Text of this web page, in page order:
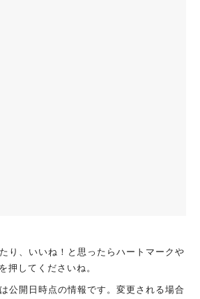
り、いいね！と思ったらハートマークや
押してくださいね。
公開日時点の情報です。変更される場合